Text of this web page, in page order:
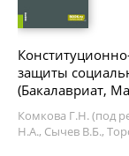
защиты
(Бакалавриат,
Комкова Г.Н. (под
Н.А., Сычев В.Б.,